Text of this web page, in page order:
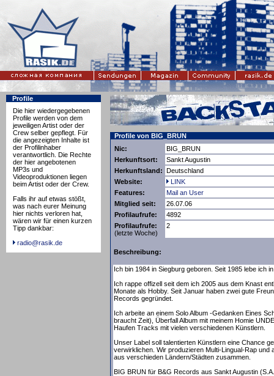
Profile
Die hier wiedergegebenen
Profile werden von dem
jeweiligen Artist oder der
Crew selber gepflegt. Für
die angezeigten Inhalte ist
der Profilinhaber
verantwortlich. Die Rechte
der hier angebotenen
MP3s und
Videoproduktionen liegen
beim Artist oder der Crew.
Falls ihr auf etwas stößt,
was nach eurer Meinung
hier nichts verloren hat,
wären wir für einen kurzen
Tipp dankbar:
radio@rasik.de
Profile von BIG_BRUN
Nic:
BIG_BRUN
Herkunftsort:
Sankt Augustin
Herkunftsland: Deutschland
Website:
LINK
Features:
Mail an User
Mitglied seit:
26.07.06
Profilaufrufe:
4892
Profilaufrufe:
(letzte Woche)
2
Beschreibung:
Ich bin 1984 in Siegburg geboren. Seit 1985 lebe ich
Ich rappe offizell seit dem ich 2005 aus dem Knast
Monate als Hobby. Seit Januar haben zwei gute
Records gegründet.
Ich arbeite an einem Solo Album -Gedanken Eines
braucht Zeit), Überfall Album mit meinem Homie
Haufen Tracks mit vielen verschiedenen Künstlern.
Unser Label soll talentierten Künstlern eine Chance
verwirklichen. Wir produzieren Multi-Lingual-Rap und
aus verschieden Ländern/Städten zusammen.
BIG BRUN für B&G Records aus Sankt Augustin